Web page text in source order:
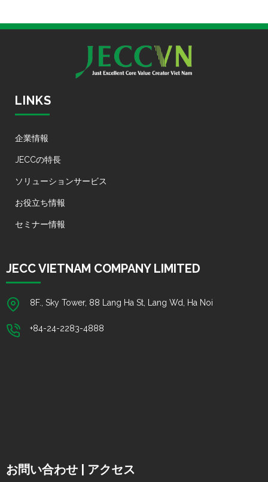
LINKS
企業情報
JECCの特長
ソリューションサービス
お役立ち情報
セミナー情報
JECC VIETNAM COMPANY LIMITED
8F., Sky Tower, 88 Lang Ha St, Lang Wd, Ha Noi
+84-24-2283-4888
お問い合わせ | アクセス